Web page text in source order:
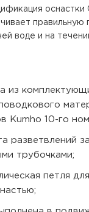
оснастки
правильную
воде и на
из
Kumho 10-го
разветвлений
трубочками;
петля